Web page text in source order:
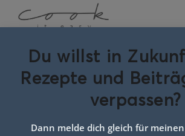
lachsfilet
Du willst in
Rezepte und
verpassen?
Dann melde dich gleich für